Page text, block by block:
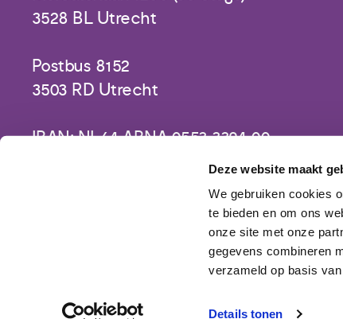
Deze website maakt
We gebruiken cookies
te bieden en om ons
onze site met onze
gegevens combineren
verzameld op basis
Details tonen
3528 BL Utrecht
Postbus 8152
3503 RD Utrecht
IBAN: NL64 ABNA 0553 3394 00